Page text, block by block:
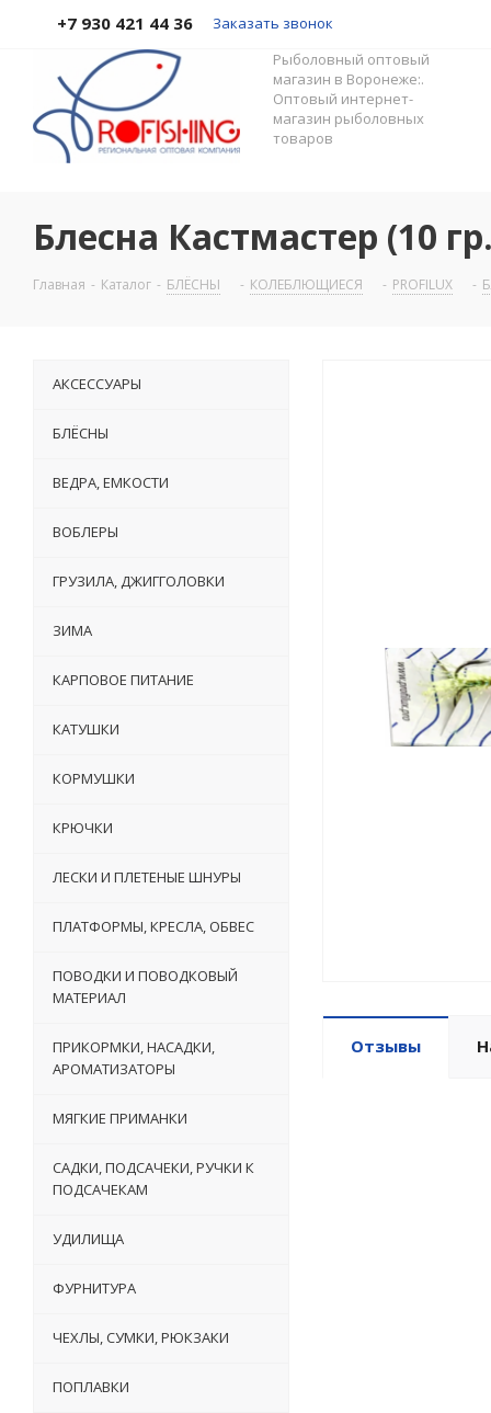
+7 930 421 44 36 Заказать звонок
Рыболовный оптовый
магазин в Воронеже:.
Оптовый интернет-
магазин рыболовных
товаров
Блесна Кастмастер (10
Главная - Каталог - БЛЁСНЫ - КОЛЕБЛЮЩИЕСЯ - PROFILUX -
Отзывы
АКСЕССУАРЫ
БЛЁСНЫ
ВЕДРА, ЕМКОСТИ
ВОБЛЕРЫ
ГРУЗИЛА, ДЖИГГОЛОВКИ
ЗИМА
КАРПОВОЕ ПИТАНИЕ
КАТУШКИ
КОРМУШКИ
КРЮЧКИ
ЛЕСКИ И ПЛЕТЕНЫЕ ШНУРЫ
ПЛАТФОРМЫ, КРЕСЛА, ОБВЕС
ПОВОДКИ И ПОВОДКОВЫЙ
МАТЕРИАЛ
ПРИКОРМКИ, НАСАДКИ,
АРОМАТИЗАТОРЫ
МЯГКИЕ ПРИМАНКИ
САДКИ, ПОДСАЧЕКИ, РУЧКИ К
ПОДСАЧЕКАМ
УДИЛИЩА
ФУРНИТУРА
ЧЕХЛЫ, СУМКИ, РЮКЗАКИ
ПОПЛАВКИ